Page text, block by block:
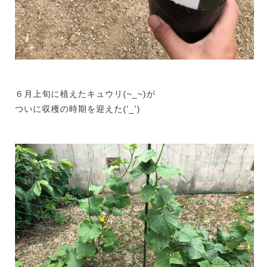
６月上旬に植えたキュウリ(~_~)が
ついに収穫の時期を迎えた('_')